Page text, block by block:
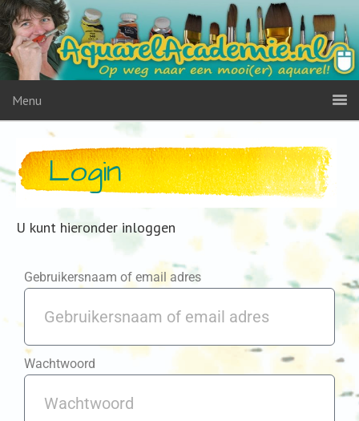
Menu
Login
U kunt hieronder inloggen
Gebruikersnaam of email adres
Wachtwoord